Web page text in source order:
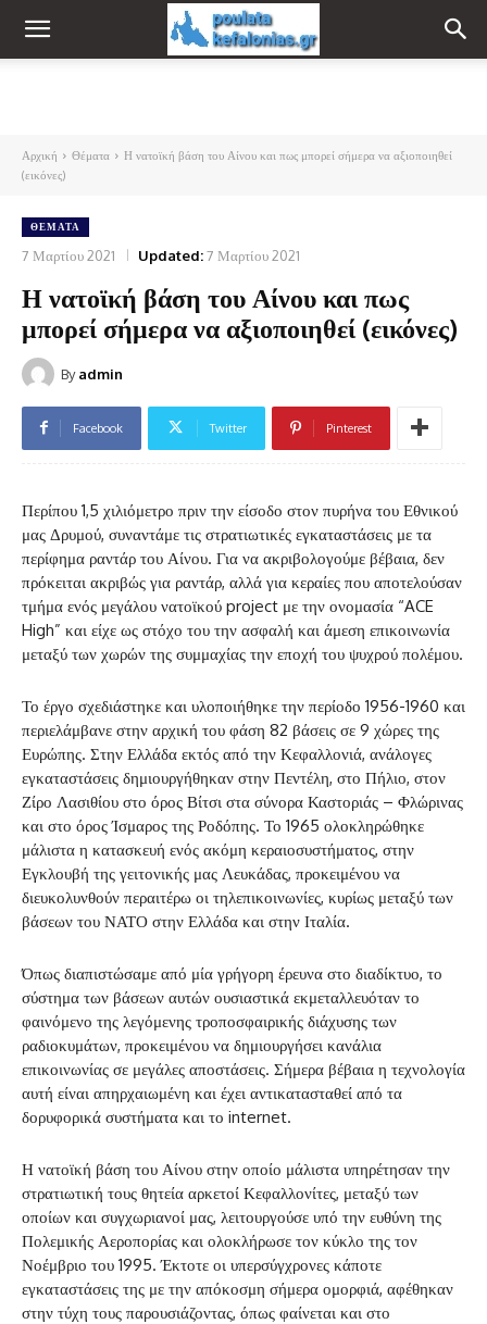
Αρχική Θέματα
Η νατοϊκή βάση του Αίνου και πως μπορεί σήμερα να αξιοποιηθεί
(εικόνες)
ΘΈΜΑΤΑ
7 Μαρτίου 2021 Updated:7 Μαρτίου 2021
Η νατοϊκή βάση του Αίνου και πως
μπορεί σήμερα να αξιοποιηθεί (εικόνες)
By admin
Facebook Twitter Pinterest
Περίπου 1,5 χιλιόμετρο πριν την είσοδο στον πυρήνα του Εθνικού
μας Δρυμού, συναντάμε τις στρατιωτικές εγκαταστάσεις με τα
περίφημα ραντάρ του Αίνου. Για να ακριβολογούμε βέβαια, δεν
πρόκειται ακριβώς για ραντάρ, αλλά για κεραίες που αποτελούσαν
τμήμα ενός μεγάλου νατοϊκού project με την ονομασία “ACE
High” και είχε ως στόχο του την ασφαλή και άμεση επικοινωνία
μεταξύ των χωρών της συμμαχίας την εποχή του ψυχρού πολέμου.
Το έργο σχεδιάστηκε και υλοποιήθηκε την περίοδο 1956-1960 και
περιελάμβανε στην αρχική του φάση 82 βάσεις σε 9 χώρες της
Ευρώπης. Στην Ελλάδα εκτός από την Κεφαλλονιά, ανάλογες
εγκαταστάσεις δημιουργήθηκαν στην Πεντέλη, στο Πήλιο, στον
Ζίρο Λασιθίου στο όρος Βίτσι στα σύνορα Καστοριάς – Φλώρινας
και στο όρος Ίσμαρος της Ροδόπης. Το 1965 ολοκληρώθηκε
μάλιστα η κατασκευή ενός ακόμη κεραιοσυστήματος, στην
Εγκλουβή της γειτονικής μας Λευκάδας, προκειμένου να
διευκολυνθούν περαιτέρω οι τηλεπικοινωνίες, κυρίως μεταξύ των
βάσεων του ΝΑΤΟ στην Ελλάδα και στην Ιταλία.
Όπως διαπιστώσαμε από μία γρήγορη έρευνα στο διαδίκτυο, το
σύστημα των βάσεων αυτών ουσιαστικά εκμεταλλευόταν το
φαινόμενο της λεγόμενης τροποσφαιρικής διάχυσης των
ραδιοκυμάτων, προκειμένου να δημιουργήσει κανάλια
επικοινωνίας σε μεγάλες αποστάσεις. Σήμερα βέβαια η τεχνολογία
αυτή είναι απηρχαιωμένη και έχει αντικατασταθεί από τα
δορυφορικά συστήματα και το internet.
Η νατοϊκή βάση του Αίνου στην οποίο μάλιστα υπηρέτησαν την
στρατιωτική τους θητεία αρκετοί Κεφαλλονίτες, μεταξύ των
οποίων και συγχωριανοί μας, λειτουργούσε υπό την ευθύνη της
Πολεμικής Αεροπορίας και ολοκλήρωσε τον κύκλο της τον
Νοέμβριο του 1995. Έκτοτε οι υπερσύγχρονες κάποτε
εγκαταστάσεις της με την απόκοσμη σήμερα ομορφιά, αφέθηκαν
στην τύχη τους παρουσιάζοντας, όπως φαίνεται και στο